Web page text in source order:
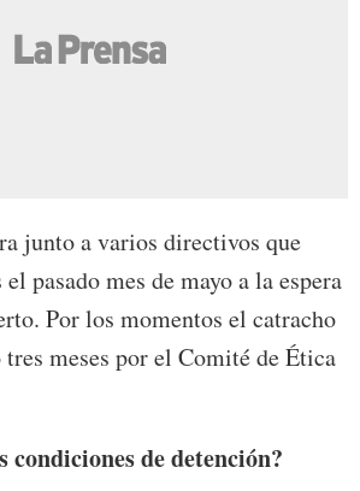
junto a varios directivos que
pasado mes de mayo a la espera
Por los momentos el catracho
meses por el Comité de Ética
condiciones de detención?